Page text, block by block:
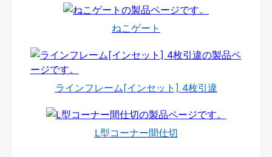
ねこゲート
ラインフレーム[インセット] 4枚引違
L型コーナー間仕切